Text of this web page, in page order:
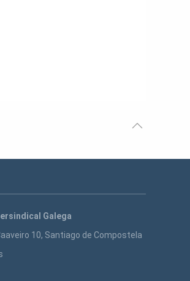
Galega
10, Santiago de Compostela